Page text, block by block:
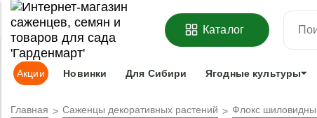
ОФОРМИТЬПРЕДЗАКАЗ =
Адрес доставки:Москва Доставка и оплата Гарантии
Каталог
Акции Новинки Для Сибири Ягодные культуры
Главная Саженцы декоративных растений Флокс